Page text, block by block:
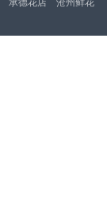
承德花店 沧州鲜花